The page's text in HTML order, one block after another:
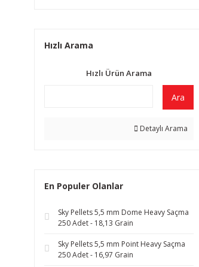
Hızlı Arama
Hızlı Ürün Arama
Ara
Detaylı Arama
En Populer Olanlar
Sky Pellets 5,5 mm Dome Heavy Saçma
250 Adet - 18,13 Grain
Sky Pellets 5,5 mm Point Heavy Saçma
250 Adet - 16,97 Grain